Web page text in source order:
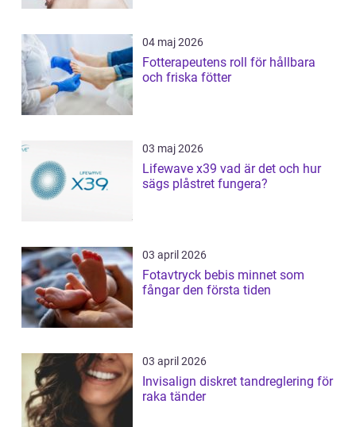
04 maj 2026
Fotterapeutens roll för hållbara
och friska fötter
03 maj 2026
Lifewave x39 vad är det och hur
sägs plåstret fungera?
03 april 2026
Fotavtryck bebis minnet som
fångar den första tiden
03 april 2026
Invisalign diskret tandreglering för
raka tänder